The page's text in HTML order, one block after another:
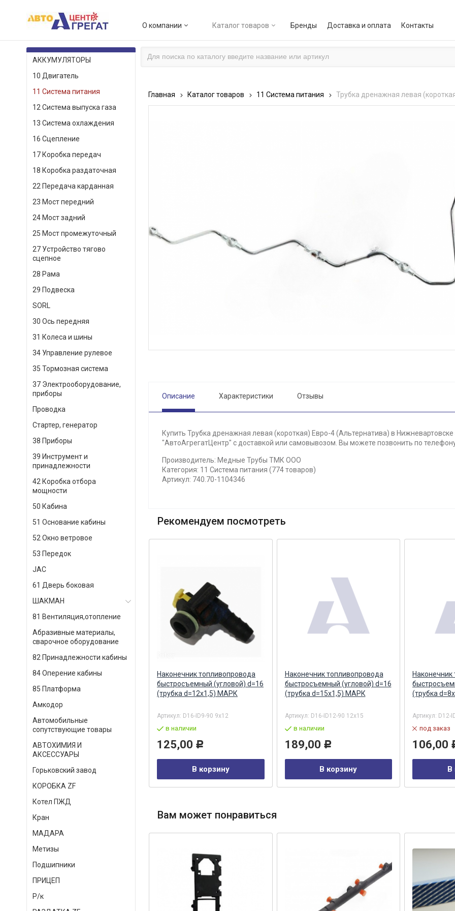
О компании Каталог товаров Бренды Доставка и оплата Контакты
КАТАЛОГ ТОВАРОВ
АККУМУЛЯТОРЫ
10 Двигатель
11 Система питания
12 Система выпуска газа
13 Система охлаждения
16 Сцепление
17 Коробка передач
18 Коробка раздаточная
22 Передача карданная
23 Мост передний
24 Мост задний
25 Мост промежуточный
27 Устройство тягово
сцепное
28 Рама
29 Подвеска
SORL
30 Ось передняя
31 Колеса и шины
34 Управление рулевое
35 Тормозная система
37 Электрооборудование,
приборы
Проводка
Стартер, генератор
38 Приборы
39 Инструмент и
принадлежности
42 Коробка отбора
мощности
50 Кабина
51 Основание кабины
52 Окно ветровое
53 Передок
JAC
61 Дверь боковая
ШАКМАН
81 Вентиляция,отопление
Абразивные материалы,
сварочное оборудование
82 Принадлежности кабины
84 Оперение кабины
85 Платформа
Амкодор
Автомобильные
сопутствующие товары
АВТОХИМИЯ И
АКСЕССУАРЫ
Горьковский завод
КОРОБКА ZF
Котел ПЖД
Кран
МАДАРА
Метизы
Подшипники
ПРИЦЕП
Р/к
Главная Каталог товаров 11 Система питания Трубка дренажная левая
Описание Характеристики Отзывы
Купить Трубка дренажная левая (короткая) Евро-4 (Альтернатива) в Нижневартовске
"АвтоАгрегатЦентр" с доставкой или самовывозом. Вы можете позвонить по
Производитель: Медные Трубы ТМК ООО
Категория: 11 Система питания (774 товаров)
Артикул: 740.70-1104346
Рекомендуем посмотреть
Переходник отопителя D=20
Н.НОВГОРОД
20691g
в наличии
69,00 Р
В корзину
Наконечник топливопровода
быстросъемный (угловой) d=16
(трубка d=12х1,5) МАРК
Артикул: D16-ID9-90 9x12
в наличии
125,00 Р
В корзину
Наконечник топливопровода
быстросъемный (угловой) d=16
(трубка d=15х1,5) МАРК
Артикул: D16-ID12-90 12x15
в наличии
189,00 Р
В корзину
Наконечник
(трубка
Артикул: D12-
под заказ
106,00
В
Вам может понравиться